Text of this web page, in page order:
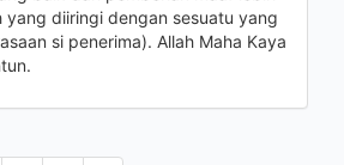
yang diiringi dengan sesuatu yang
si penerima). Allah Maha Kaya